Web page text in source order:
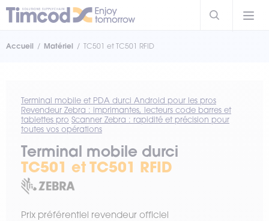
Accueil Matériel TC501 et TC501 RFID
Terminal mobile et PDA durci Android pour les pros
Revendeur Zebra : imprimantes, lecteurs code barres et
tablettes pro Scanner Zebra : rapidité et précision pour
toutes vos opérations
Terminal mobile durci
TC501 et TC501 RFID
Prix préférentiel revendeur officiel